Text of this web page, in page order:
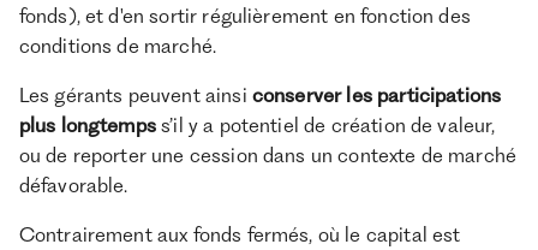
fonds), et d'en sortir régulièrement en fonction des
conditions de marché.
Les gérants peuvent ainsi conserver les participations
plus longtempss’il y a potentiel de création de valeur,
ou de reporter une cession dans un contexte de marché
défavorable.
Contrairement aux fonds fermés, où le capital est